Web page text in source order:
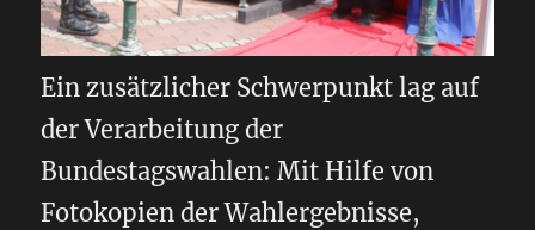
Ein zusätzlicher Schwerpunkt lag auf
der Verarbeitung der
Bundestagswahlen: Mit Hilfe von
Fotokopien der Wahlergebnisse,